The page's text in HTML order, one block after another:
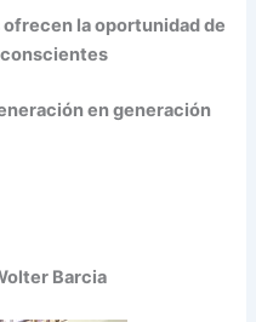
la oportunidad de
en generación
Barcia